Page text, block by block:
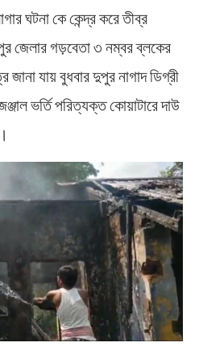
ঘটনা কে কেন্দ্র করে তীব্র
জেলার গড়বেতা ৩ নম্বর ব্লকের
যায় বুধবার দুপুর নাগাদ ডিগ্রী
ভর্তি পরিত্যক্ত কোয়াটারে দাউ